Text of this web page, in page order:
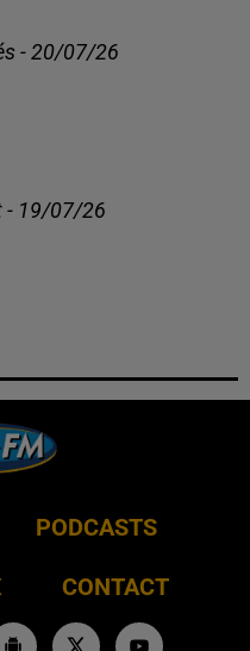
- 20/07/26
- 19/07/26
PODCASTS
CONTACT